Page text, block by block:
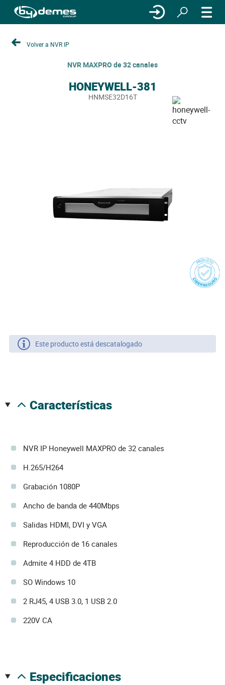
Volver a NVR IP
NVR MAXPRO de 32 canales
HONEYWELL-381
HNMSE32D16T
Este producto está descatalogado
características
NVR IP Honeywell MAXPRO de 32 canales
H.265/H264
Grabación 1080P
Ancho de banda de 440Mbps
Salidas HDMI, DVI y VGA
Reproducción de 16 canales
Admite 4 HDD de 4TB
SO Windows 10
2 RJ45, 4 USB 3.0, 1 USB 2.0
220V CA
especificaciones